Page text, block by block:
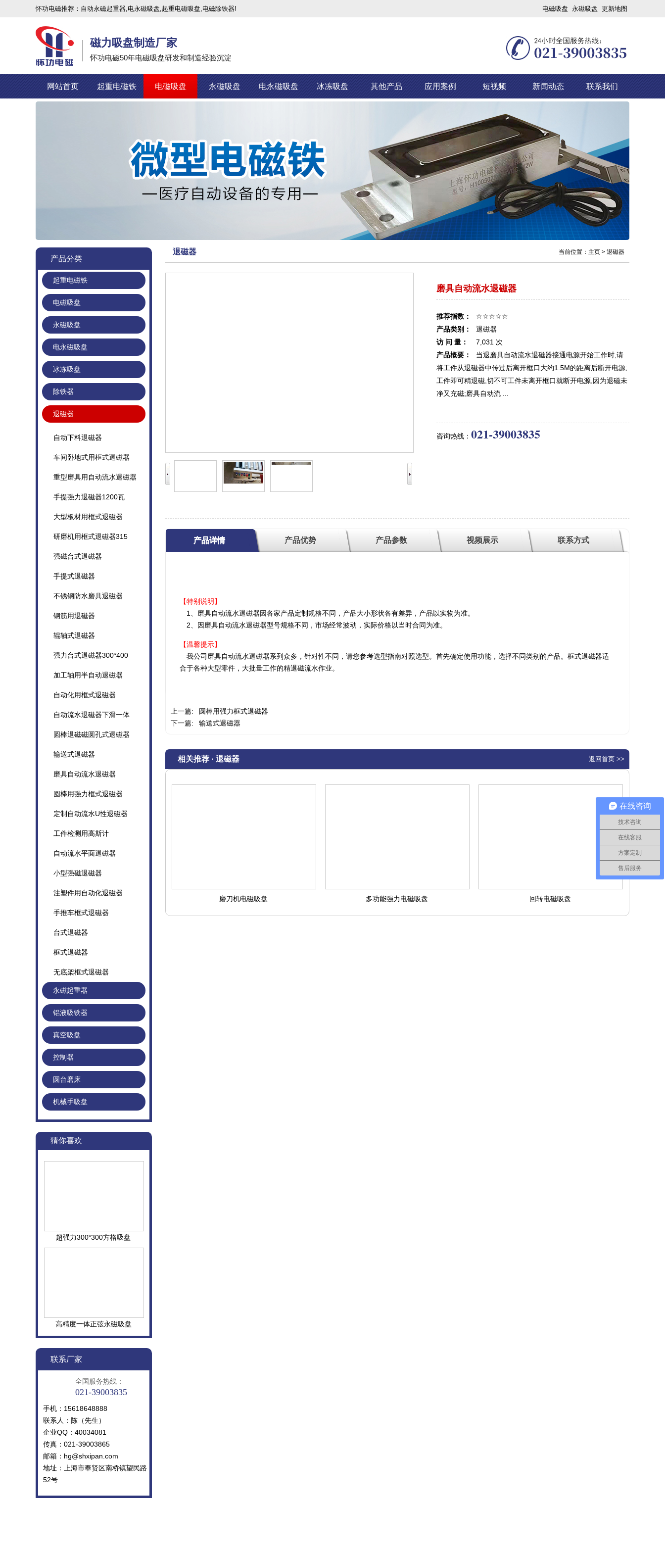
怀功电磁推荐：自动永磁起重器,电永磁吸盘,起重电磁吸盘,电磁除铁器! 电磁吸盘 永磁吸盘 更新地图
磁力吸盘制造厂家
怀功电磁50年电磁吸盘研发和制造经验沉淀
网站首页 起重电磁铁 电磁吸盘 永磁吸盘 电永磁吸盘 冰冻吸盘 其他产品 应用案例 短视频 新闻动态 联系我们
产品分类
起重电磁铁
电磁吸盘
永磁吸盘
电永磁吸盘
冰冻吸盘
除铁器
退磁器
自动下料退磁器
车间卧地式用框式退磁器
重型磨具用自动流水退磁器
手提强力退磁器1200瓦
大型板材用框式退磁器
研磨机用框式退磁器315
强磁台式退磁器
手提式退磁器
不锈钢防水磨具退磁器
钢筋用退磁器
辊轴式退磁器
强力台式退磁器300*400
加工轴用半自动退磁器
自动化用框式退磁器
自动流水退磁器下滑一体
圆棒退磁磁圆孔式退磁器
输送式退磁器
磨具自动流水退磁器
圆棒用强力框式退磁器
定制自动流水U性退磁器
工件检测用高斯计
自动流水平面退磁器
小型强磁退磁器
注塑件用自动化退磁器
手推车框式退磁器
台式退磁器
框式退磁器
无底架框式退磁器
永磁起重器
铝液吸铁器
真空吸盘
控制器
圆台磨床
机械手吸盘
猜你喜欢
超强力300*300方格吸盘
高精度一体正弦永磁吸盘
联系厂家
全国服务热线：
021-39003835
手机：15618648888
联系人：陈（先生）
企业QQ：40034081
传真：021-39003865
邮箱： hg@shxipan.com
地址：上海市奉贤区南桥镇望民路
52号
退磁器 当前位置： 主页 > 退磁器
磨具自动流水退磁器
推荐指数：
☆☆☆☆☆
产品类别：
退磁器
访 问 量：
7,031 次
产品概要：
当退磨具自动流水退磁器接通电源开始工作时,请
将工件从退磁器中传过后离开框口大约1.5M的距离后断开电源;
工件即可精退磁,切不可工件未离开框口就断开电源,因为退磁未
净又充磁;磨具自动流 ...
咨询热线： 021-39003835
产品详情 产品优势 产品参数 视频展示 联系方式
【特别说明】
1、磨具自动流水退磁器因各家产品定制规格不同，产品大小形状各有差异，产品以实物为准。
2、因磨具自动流水退磁器型号规格不同，市场经常波动，实际价格以当时合同为准。
【温馨提示】
我公司磨具自动流水退磁器系列众多，针对性不同，请您参考选型指南对照选型。首先确定使用功能，选择不同类别的产品。框式退磁器适
合于各种大型零件，大批量工作的精退磁流水作业。
上一篇:
圆棒用强力框式退磁器
下一篇:
输送式退磁器
相关推荐 · 退磁器 返回首页 >>
磨刀机电磁吸盘 多功能强力电磁吸盘 回转电磁吸盘
在线咨询
技术咨询
在线客服
方案定制
售后服务